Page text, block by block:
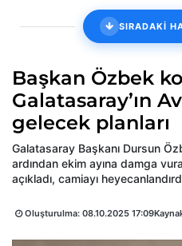
SIRADAKİ
Başkan Özbek
Galatasaray’ın
gelecek planları
Galatasaray Başkanı Dursun
ardından ekim ayına damga
açıkladı, camiayı
Oluşturulma: 08.10.2025 17:09